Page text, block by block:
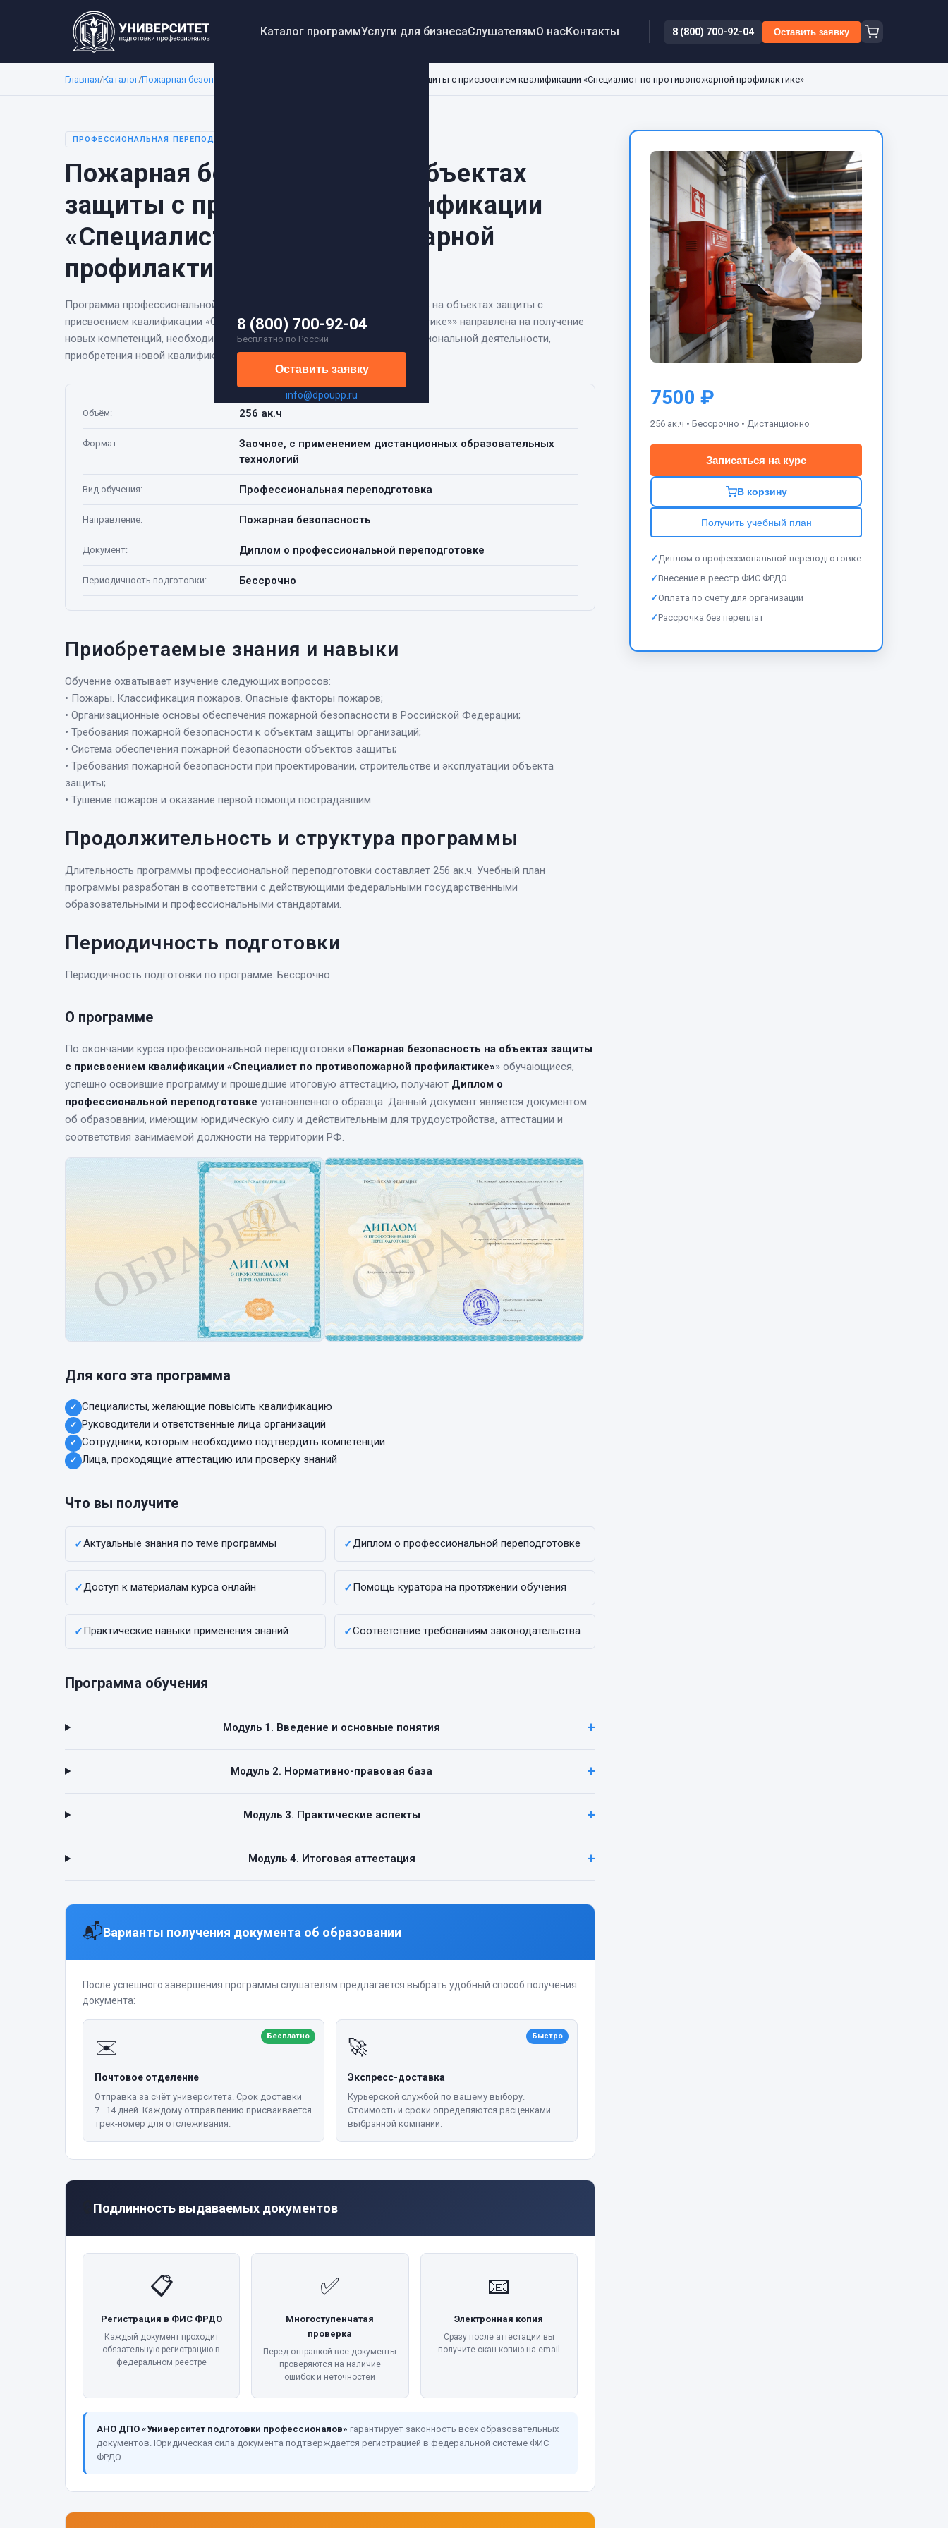
Каталог программУслуги для бизнесаСлушателямО насКонтакты 8 (800) 700-92-04 Оставить заявку
8 (800) 700-92-04
Бесплатно по России
Оставить заявку
info@dpoupp.ru
Главная/Каталог/Пожарная безопасность Пожарная безопасность на объектах защиты с присвоением квалификации «Специалист по противопожарной профилактике»
ПРОФЕССИОНАЛЬНАЯ ПЕРЕПОДГОТОВКА
Пожарная безопасность на объектах
защиты с присвоением квалификации
«Специалист по противопожарной
профилактике»
Программа профессиональной переподготовки
Пожарная безопасность на объектах защиты с
присвоением квалификации «Специалист по противопожарной профилактике»» направлена на получение
новых компетенций, необходимых для выполнения нового вида профессиональной деятельности,
приобретения новой квалификации.
Объём: 256 ак.ч
Формат:
Заочное, с применением дистанционных образовательных
технологий
Вид обучения: Профессиональная переподготовка
Направление: Пожарная безопасность
Документ: Диплом о профессиональной переподготовке
Периодичность подготовки: Бессрочно
Приобретаемые знания и навыки
Обучение охватывает изучение следующих вопросов:
• Пожары. Классификация пожаров. Опасные факторы пожаров;
• Организационные основы обеспечения пожарной безопасности в Российской Федерации;
• Требования пожарной безопасности к объектам защиты организаций;
• Система обеспечения пожарной безопасности объектов защиты;
• Требования пожарной безопасности при проектировании, строительстве и эксплуатации объекта
защиты;
• Тушение пожаров и оказание первой помощи пострадавшим.
Продолжительность и структура программы
Длительность программы профессиональной переподготовки составляет 256 ак.ч. Учебный план
программы разработан в соответствии с действующими федеральными государственными
образовательными и профессиональными стандартами.
Периодичность подготовки
Периодичность подготовки по программе: Бессрочно
О программе
По окончании курса профессиональной переподготовки «Пожарная безопасность на объектах защиты
с присвоением квалификации «Специалист по противопожарной профилактике»» обучающиеся,
успешно освоившие программу и прошедшие итоговую аттестацию, получают Диплом о
профессиональной переподготовке установленного образца. Данный документ является документом
об образовании, имеющим юридическую силу и действительным для трудоустройства, аттестации и
соответствия занимаемой должности на территории РФ.
Для кого эта программа
✓ Специалисты, желающие повысить квалификацию
✓ Руководители и ответственные лица организаций
✓ Сотрудники, которым необходимо подтвердить компетенции
✓ Лица, проходящие аттестацию или проверку знаний
Что вы получите
✓Актуальные знания по теме программы ✓Диплом о профессиональной переподготовке
✓Доступ к материалам курса онлайн ✓Помощь куратора на протяжении обучения
✓Практические навыки применения знаний ✓Соответствие требованиям законодательства
Программа обучения
Модуль 1. Введение и основные понятия
Модуль 2. Нормативно-правовая база
Модуль 3. Практические аспекты
Модуль 4. Итоговая аттестация
📬Варианты получения документа об образовании
После успешного завершения программы слушателям предлагается выбрать удобный способ получения
документа:
✉️ Бесплатно
Почтовое отделение
Отправка за счёт университета. Срок доставки
7–14 дней. Каждому отправлению присваивается
трек-номер для отслеживания.
🚀 Быстро
Экспресс-доставка
Курьерской службой по вашему выбору.
Стоимость и сроки определяются расценками
выбранной компании.
Подлинность выдаваемых документов
📋
Регистрация в ФИС ФРДО
Каждый документ проходит
обязательную регистрацию в
федеральном реестре
✅
Многоступенчатая
проверка
Перед отправкой все документы
проверяются на наличие
ошибок и неточностей
📧
Электронная копия
Сразу после аттестации вы
получите скан-копию на email
АНО ДПО «Университет подготовки профессионалов» гарантирует законность всех образовательных
документов. Юридическая сила документа подтверждается регистрацией в федеральной системе ФИС
ФРДО.
7500 ₽
256 ак.ч • Бессрочно • Дистанционно
Записаться на курс
В корзину
Получить учебный план
✓Диплом о профессиональной переподготовке
✓Внесение в реестр ФИС ФРДО
✓Оплата по счёту для организаций
✓Рассрочка без переплат